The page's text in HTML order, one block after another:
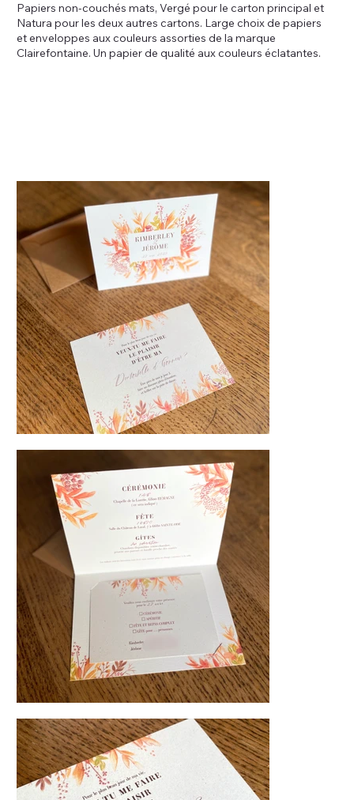
Papiers non-couchés mats, Vergé pour le carton principal et
Natura pour les deux autres cartons. Large choix de papiers
et enveloppes aux couleurs assorties de la marque
Clairefontaine. Un papier de qualité aux couleurs éclatantes.